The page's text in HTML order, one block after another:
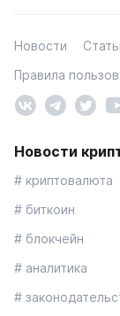
Новости
Правила
Новости
# криптовалюта
# биткоин
# блокчейн
# аналитика
#